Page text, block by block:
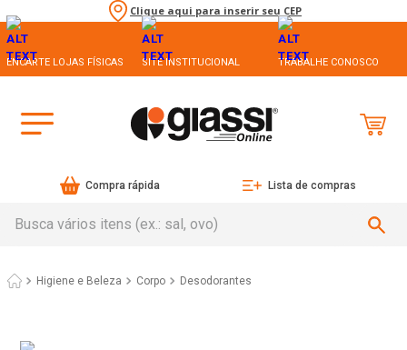
Clique aqui para inserir seu CEP
ENCARTE LOJAS FÍSICAS SITE INSTITUCIONAL TRABALHE CONOSCO
Compra rápida Lista de compras
Higiene e Beleza Corpo Desodorantes